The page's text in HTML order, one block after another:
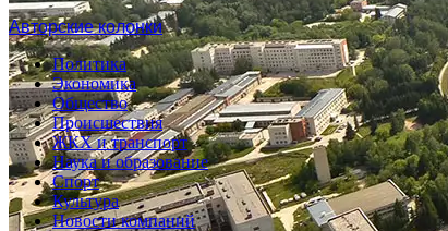
Авторские колонки
Политика
Экономика
Общество
Происшествия
ЖКХ и транспорт
Наука и образование
Спорт
Культура
Новости компаний